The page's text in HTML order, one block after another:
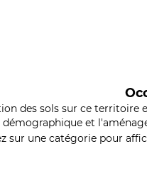
des sols sur ce territoire
et
sur une catégorie pour